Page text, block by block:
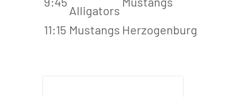
Alligators
11:15 Mustangs Herzogenburg